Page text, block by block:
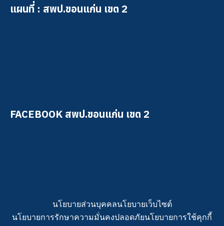
แผนที่ : สพป.ขอนแก่น เขต 2
FACEBOOK สพป.ขอนแก่น เขต 2
นโยบายส่วนบุคคลนโยบายเว็บไซต์
นโยบายการรักษาความมั่นคงปลอดภัยนโยบายการใช้คุกกี้